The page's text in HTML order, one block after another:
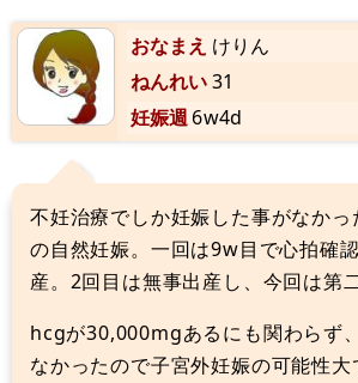
おなまえ けりん
ねんれい31
妊娠週6w4d
不妊治療でしか妊娠した事がなか
の自然妊娠。一回は9w目で心拍確
産。2回目は無事出産し、今回は第
hcgが30,000mgあるにも関わらず
なかったので子宮外妊娠の可能性